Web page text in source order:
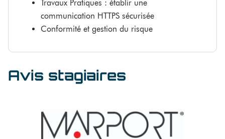
Travaux Pratiques : établir une
communication HTTPS sécurisée
Conformité et gestion du risque
Avis stagiaires